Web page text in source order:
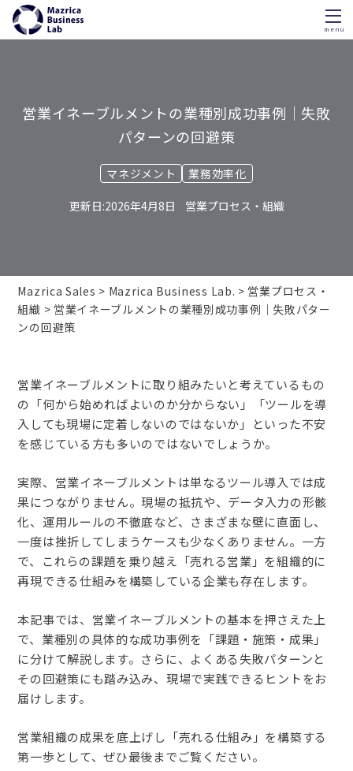
menu
営業イネーブルメントの業種別成功事例｜失敗
パターンの回避策
マネジメント 業務効率化
2026年4月8日 営業プロセス・組織
Mazrica Sales Mazrica Business Lab.
営業プロセス・
組織
営業イネーブルメントの業種別成功事例｜失敗パター
ンの回避策
営業イネーブルメントに取り組みたいと考えているもの
の「何から始めればよいのか分からない」「ツールを導
入しても現場に定着しないのではないか」といった不安
を感じている方も多いのではないでしょうか。
実際、営業イネーブルメントは単なるツール導入では成
果につながりません。現場の抵抗や、データ入力の形骸
化、運用ルールの不徹底など、さまざまな壁に直面し、
一度は挫折してしまうケースも少なくありません。一方
で、これらの課題を乗り越え「売れる営業」を組織的に
再現できる仕組みを構築している企業も存在します。
本記事では、営業イネーブルメントの基本を押さえた上
で、業種別の具体的な成功事例を「課題・施策・成果」
に分けて解説します。さらに、よくある失敗パターンと
その回避策にも踏み込み、現場で実践できるヒントをお
届けします。
営業組織の成果を底上げし「売れる仕組み」を構築する
第一歩として、ぜひ最後までご覧ください。